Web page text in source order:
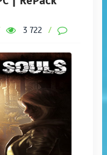
3 722 /